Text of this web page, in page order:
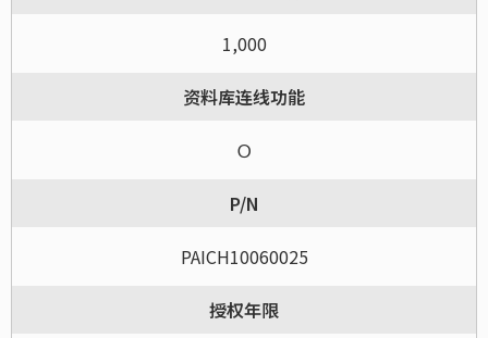
1,000
资料库连线功能
Ｏ
P/N
PAICH10060025
授权年限